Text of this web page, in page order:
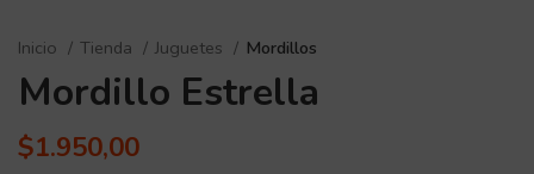
Inicio Tienda Juguetes Mordillos
Mordillo Estrella
$1.950,00